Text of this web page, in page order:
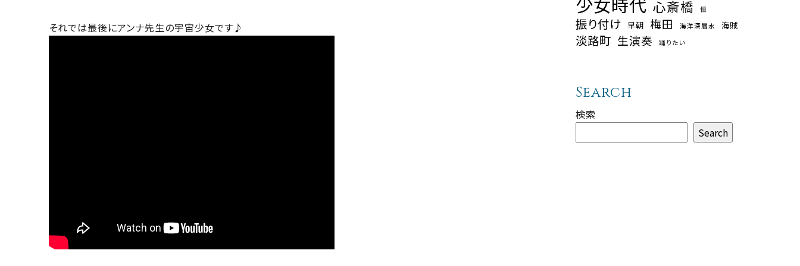
それでは最後にアンナ先生の宇宙少女です♪
心斎橋 恒
振り付け 早朝 梅田 海洋深層水 海賊
淡路町 生演奏 踊りたい
Search
検索
Search